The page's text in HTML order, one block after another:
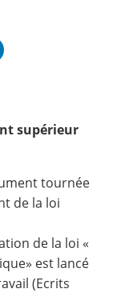
supérieur
tournée
de la loi
de la loi «
est lancé
(Ecrits